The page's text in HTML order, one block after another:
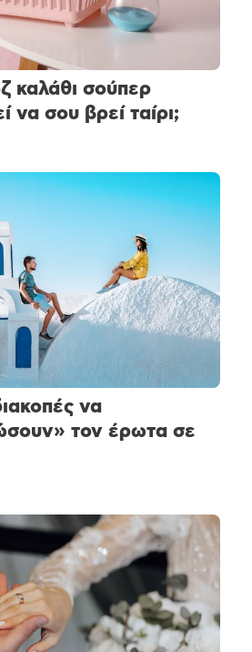
καλάθι σούπερ
να σου βρεί ταίρι;
να
τον έρωτα σε